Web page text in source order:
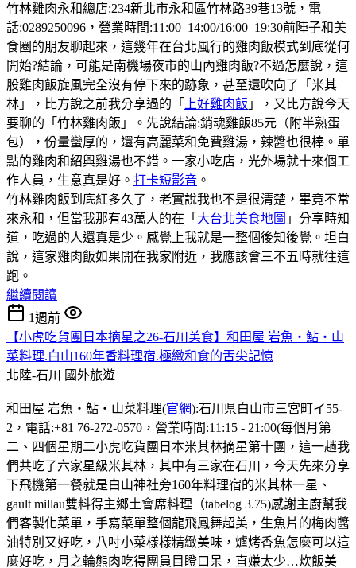
竹林雞肉永和總店:234新北市永和區竹林路39巷13號，電
話:0289250096，營業時間:11:00–14:00/16:00–19:30前陣子和美
食圈的朋友聊起來，這幾年在台北風行的雞肉飯模式到底從何
開始?結論，可能是南機場夜市的山內雞肉飯?不過怎麼說，這
股雞肉飯旋風完全沒有停下來的跡象，甚至還吹向了「米其
林」，比方說之前我分享過的「
上好雞肉飯 」，又比方說今天
要聊的「竹林雞肉飯」。先說結論:銷魂雞飯85元（附半熟蛋
包），份量蠻厚的，還有高麗菜和免費雞湯，辣醬也很棒。單
點的雞肉和紹興雞湯也不錯。一家小吃店，光外場就十來個工
作人員，生意真是好。 打卡短影音 。
竹林雞肉飯到底紅多久了，老實說我也不是很清楚，畢竟不常
來永和，但當我那有43萬人的在「 大台北美食地圖 」分享時知
道，吃過的人還真是少。感覺上我就是一整個後知後覺。坦白
說，這家雞肉飯如果開在我家附近，我應該會三不五時就往這
跑。
繼續閱讀
1週前
【小虎吃貨團日本摘星之26-石川美食】和田屋 岩魚・鮎・山
菜料理.白山160年香料理宿.極緻和食的舌尖記憶
北陸-石川
國外旅遊
和田屋 岩魚・鮎・山菜料理(官網):石川県白山市三宮町イ55-
2，電話:+81 76-272-0570，營業時間:11:15 - 21:00(每個月第
二、四個星期二小虎吃貨團日本米其林摘星第十團，這一趟我
們共吃了六家星級米其林，其中有三家在石川，今天先來分享
下飛機第一餐就是白山神社旁160年料理宿的米其林一星、
gault millau雙料得主鄉土會席料理（tabelog 3.75)感謝主廚幫我
們客製化菜單，手寫菜單整個龍飛鳳舞超美，生魚片的梅肉醬
油特別又好吃，八吋小菜樣樣精緻美味，爐烤香魚怎麼可以這
麼好吃，月之輪熊肉吃得團員目瞪口呆，直嫌太少…炊飯美